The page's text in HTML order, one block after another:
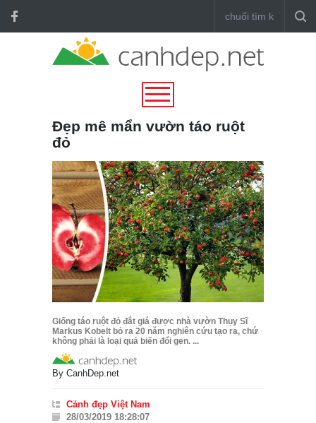
Đẹp mê mẩn vườn táo ruột
đỏ
Giống táo ruột đỏ đắt giá được nhà vườn Thụy Sĩ
Markus Kobelt bỏ ra 20 năm nghiên cứu tạo ra, chứ
không phải là loại quả biến đổi gen. ...
By CanhDep.net
Cảnh đẹp Việt Nam
28/03/2019 18:28:07